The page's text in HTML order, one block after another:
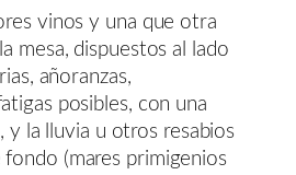
vinos y una que otra
mesa, dispuestos al lado
añoranzas,
posibles, con una
y la lluvia u otros resabios
fondo (mares primigenios